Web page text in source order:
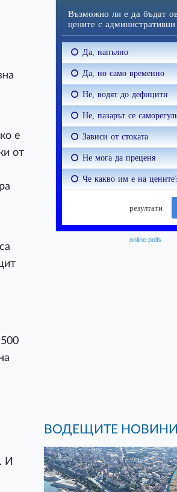
е
от
И
online polls
ВОДЕЩИТЕ НОВИНИ